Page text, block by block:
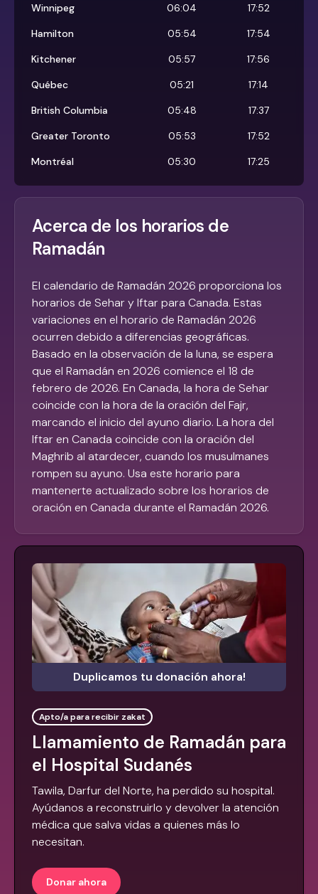
Winnipeg
06:04
17:52
Hamilton
05:54
17:54
Kitchener
05:57
17:56
Québec
05:21
17:14
British Columbia
05:48
17:37
Greater Toronto
05:53
17:52
Montréal
05:30 17:25
Acerca de los horarios de
Ramadán
El calendario de Ramadán 2026 proporciona los
horarios de Sehar y Iftar para Canada. Estas
variaciones en el horario de Ramadán 2026
ocurren debido a diferencias geográficas.
Basado en la observación de la luna, se espera
que el Ramadán en 2026 comience el 18 de
febrero de 2026. En Canada, la hora de Sehar
coincide con la hora de la oración del Fajr,
marcando el inicio del ayuno diario. La hora del
Iftar en Canada coincide con la oración del
Maghrib al atardecer, cuando los musulmanes
rompen su ayuno. Usa este horario para
mantenerte actualizado sobre los horarios de
oración en Canada durante el Ramadán 2026.
Duplicamos tu donación ahora!
Apto/a para recibir zakat
Llamamiento de Ramadán para
el Hospital Sudanés
Tawila, Darfur del Norte, ha perdido su hospital.
Ayúdanos a reconstruirlo y devolver la atención
médica que salva vidas a quienes más lo
necesitan.
Donar ahora